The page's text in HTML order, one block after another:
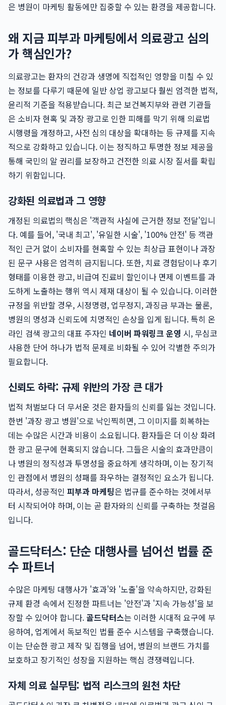
은 병원이 마케팅 활동에만 집중할 수 있는 환경을 제공합니다.
왜 지금 피부과 마케팅에서 의료광고 심의
가 핵심인가?
의료광고는 환자의 건강과 생명에 직접적인 영향을 미칠 수 있
는 정보를 다루기 때문에 일반 상업 광고보다 훨씬 엄격한 법적,
윤리적 기준을 적용받습니다. 최근 보건복지부와 관련 기관들
은 소비자 현혹 및 과장 광고로 인한 피해를 막기 위해 의료법
시행령을 개정하고, 사전 심의 대상을 확대하는 등 규제를 지속
적으로 강화하고 있습니다. 이는 정직하고 투명한 정보 제공을
통해 국민의 알 권리를 보장하고 건전한 의료 시장 질서를 확립
하기 위함입니다.
강화된 의료법과 그 영향
개정된 의료법의 핵심은 '객관적 사실에 근거한 정보 전달'입니
다. 예를 들어, '국내 최고', '유일한 시술', '100% 안전' 등 객관
적인 근거 없이 소비자를 현혹할 수 있는 최상급 표현이나 과장
된 문구 사용은 엄격히 금지됩니다. 또한, 치료 경험담이나 후기
형태를 이용한 광고, 비급여 진료비 할인이나 면제 이벤트를 과
도하게 노출하는 행위 역시 제재 대상이 될 수 있습니다. 이러한
규정을 위반할 경우, 시정명령, 업무정지, 과징금 부과는 물론,
병원의 명성과 신뢰도에 치명적인 손상을 입게 됩니다. 특히 온
라인 검색 광고의 대표 주자인 네이버 파워링크 운영 시, 무심코
사용한 단어 하나가 법적 문제로 비화될 수 있어 각별한 주의가
필요합니다.
신뢰도 하락: 규제 위반의 가장 큰 대가
법적 처벌보다 더 무서운 것은 환자들의 신뢰를 잃는 것입니다.
한번 '과장 광고 병원'으로 낙인찍히면, 그 이미지를 회복하는
데는 수많은 시간과 비용이 소요됩니다. 환자들은 더 이상 화려
한 광고 문구에 현혹되지 않습니다. 그들은 시술의 효과만큼이
나 병원의 정직성과 투명성을 중요하게 생각하며, 이는 장기적
인 관점에서 병원의 성패를 좌우하는 결정적인 요소가 됩니다.
따라서, 성공적인 피부과 마케팅은 법규를 준수하는 것에서부
터 시작되어야 하며, 이는 곧 환자와의 신뢰를 구축하는 첫걸음
입니다.
골드닥터스: 단순 대행사를 넘어선 법률 준
수 파트너
수많은 마케팅 대행사가 '효과'와 '노출'을 약속하지만, 강화된
규제 환경 속에서 진정한 파트너는 '안전'과 '지속 가능성'을 보
장할 수 있어야 합니다. 골드닥터스는 이러한 시대적 요구에 부
응하여, 업계에서 독보적인 법률 준수 시스템을 구축했습니다.
이는 단순한 광고 제작 및 집행을 넘어, 병원의 브랜드 가치를
보호하고 장기적인 성장을 지원하는 핵심 경쟁력입니다.
자체 의료 실무팀: 법적 리스크의 원천 차단